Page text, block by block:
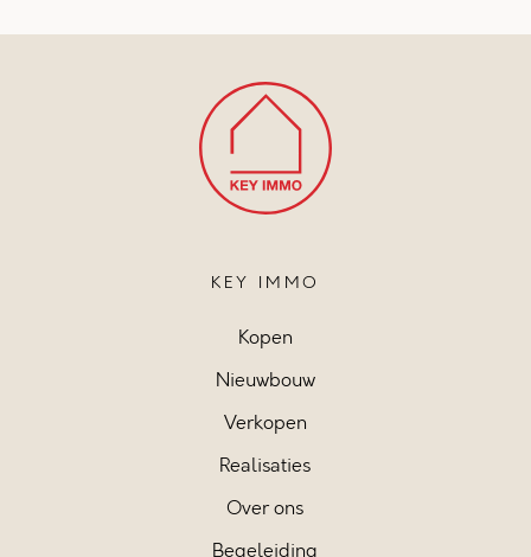
KEY IMMO
Kopen
Nieuwbouw
Verkopen
Realisaties
Over ons
Begeleiding